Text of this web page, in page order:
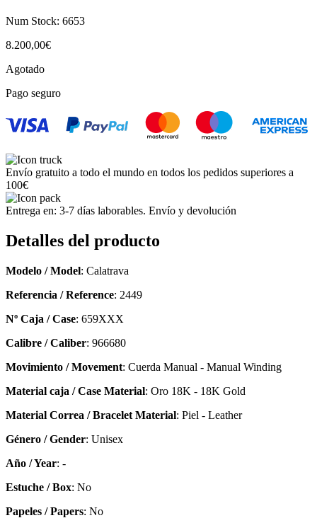
Num Stock: 6653
8.200,00€
Agotado
Pago seguro
Envío gratuito a todo el mundo en todos los pedidos superiores a
100€
Entrega en: 3-7 días laborables. Envío y devolución
Detalles del producto
Modelo / Model: Calatrava
Referencia / Reference: 2449
Nº Caja / Case: 659XXX
Calibre / Caliber: 966680
Movimiento / Movement: Cuerda Manual - Manual Winding
Material caja / Case Material: Oro 18K - 18K Gold
Material Correa / Bracelet Material: Piel - Leather
Género / Gender: Unisex
Año / Year: -
Estuche / Box: No
Papeles / Papers: No